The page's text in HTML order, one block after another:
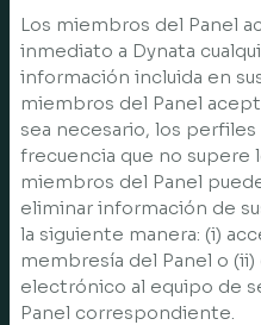
Los miembros del Panel
inmediato a Dynata
información incluida en
miembros del Panel
sea necesario, los
frecuencia que no supere
miembros del Panel
eliminar información de
la siguiente manera: (i)
membresía del Panel o
electrónico al equipo de
Panel correspondiente.